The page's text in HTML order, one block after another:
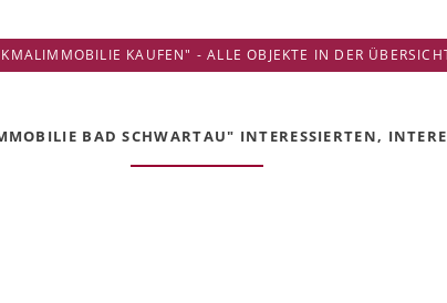
KAUFEN" - ALLE OBJEKTE IN DER
BAD SCHWARTAU" INTERESSIERTEN,